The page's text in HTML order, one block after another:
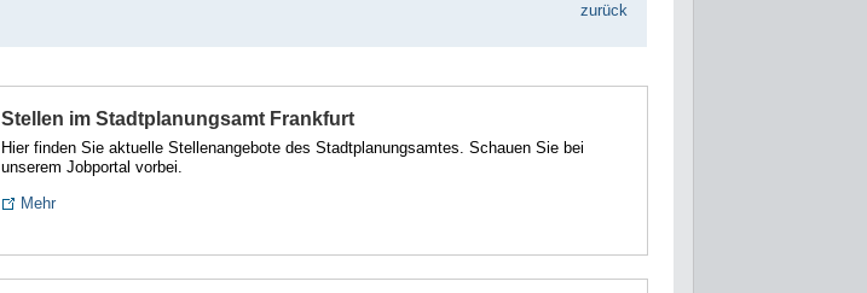
zurück
Stellen im Stadtplanungsamt Frankfurt
Hier finden Sie aktuelle Stellenangebote des Stadtplanungsamtes. Schauen Sie bei
unserem Jobportal vorbei.
Mehr